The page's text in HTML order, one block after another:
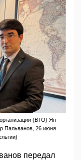
(ВТО) Ян
Пальванов, 26 июня
передал